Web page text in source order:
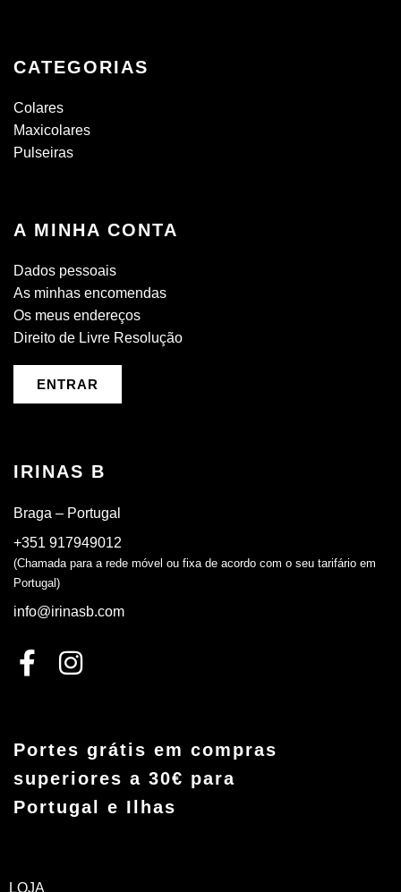
CATEGORIAS
Colares
Maxicolares
Pulseiras
A MINHA CONTA
Dados pessoais
As minhas encomendas
Os meus endereços
Direito de Livre Resolução
ENTRAR
IRINAS B
Braga – Portugal
+351 917949012
(Chamada para a rede móvel ou fixa de acordo com o seu tarifário em
Portugal)
info@irinasb.com
Portes grátis em compras
superiores a 30€ para
Portugal e Ilhas
LOJA